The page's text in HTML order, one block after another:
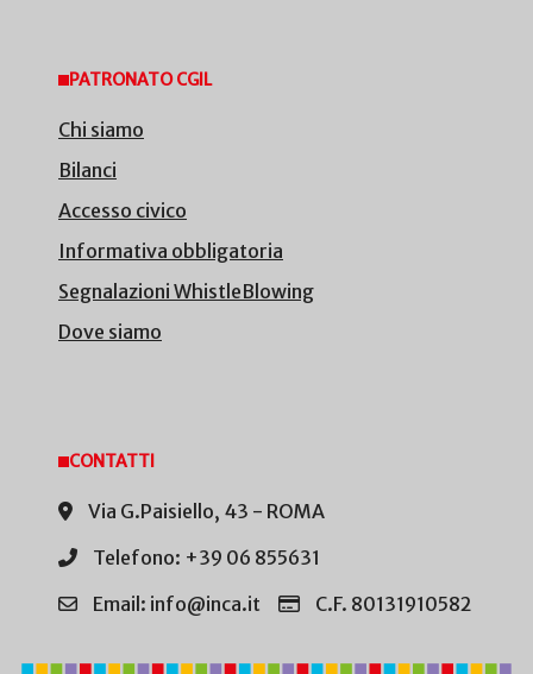
PATRONATO CGIL
Chi siamo
Bilanci
Accesso civico
Informativa obbligatoria
Segnalazioni WhistleBlowing
Dove siamo
CONTATTI
Via G.Paisiello, 43 - ROMA
Telefono: +39 06 855631
Email: info@inca.it
C.F. 80131910582